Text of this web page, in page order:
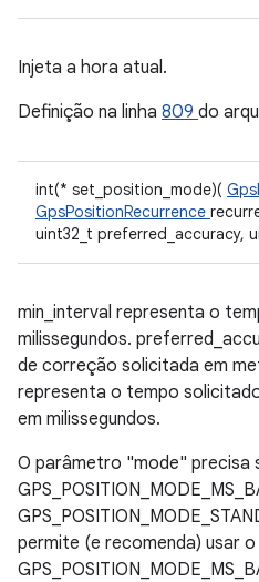
Injeta a hora atual.
Definição na linha 809 do
int(* set_position_mode)(
GpsPositionRecurrence
uint32_t preferred_accuracy,
min_interval representa o
milissegundos.
de correção solicitada em
representa o tempo
em milissegundos.
O parâmetro "mode" precisa
permite (e recomenda) usar